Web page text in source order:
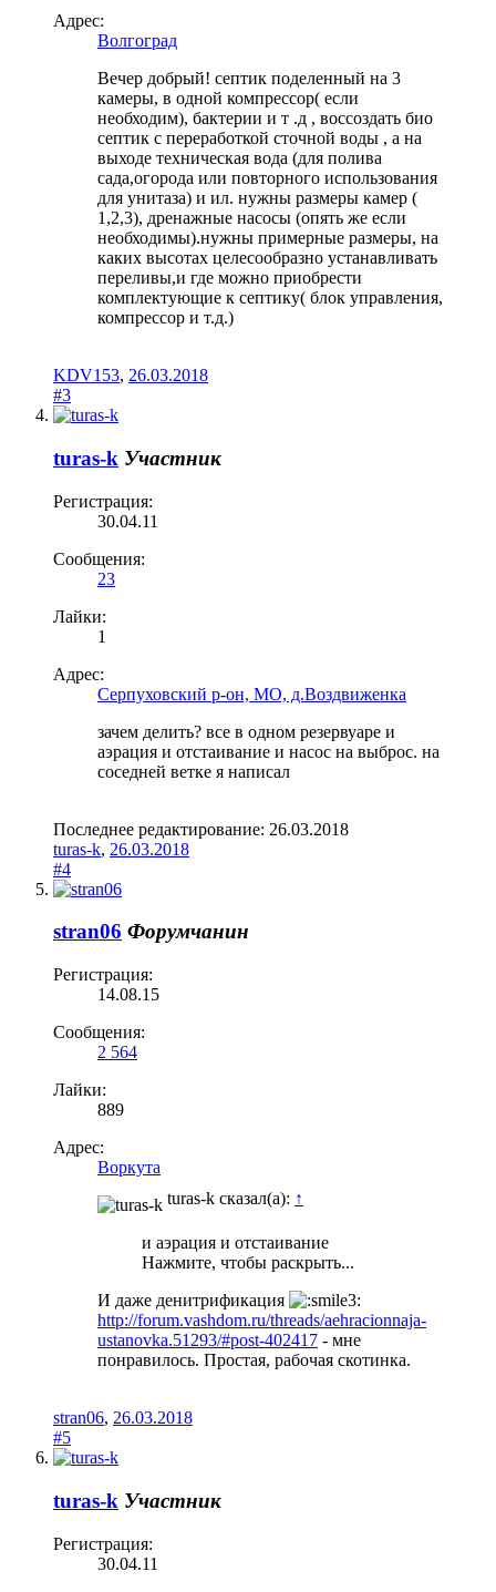
Адрес:
Волгоград
Вечер добрый! септик поделенный на 3
камеры, в одной компрессор( если
необходим), бактерии и т .д , воссоздать био
септик с переработкой сточной воды , а на
выходе техническая вода (для полива
сада,огорода или повторного использования
для унитаза) и ил. нужны размеры камер (
1,2,3), дренажные насосы (опять же если
необходимы).нужны примерные размеры, на
каких высотах целесообразно устанавливать
переливы,и где можно приобрести
комплектующие к септику( блок управления,
компрессор и т.д.)
KDV153, 26.03.2018
#3
turas-k Участник
Регистрация:
30.04.11
Сообщения:
23
Лайки:
1
Адрес:
Серпуховский р-он, МО, д.Воздвиженка
зачем делить? все в одном резервуаре и
аэрация и отстаивание и насос на выброс. на
соседней ветке я написал
Последнее редактирование: 26.03.2018
turas-k, 26.03.2018
#4
stran06 Форумчанин
Регистрация:
14.08.15
Сообщения:
2 564
Лайки:
889
Адрес:
Воркута
turas-k сказал(а): ↑
и аэрация и отстаивание
Нажмите, чтобы раскрыть...
И даже денитрификация
http://forum.vashdom.ru/threads/aehracionnaja-
ustanovka.51293/#post-402417 - мне
понравилось. Простая, рабочая скотинка.
stran06, 26.03.2018
#5
turas-k Участник
Регистрация:
30.04.11